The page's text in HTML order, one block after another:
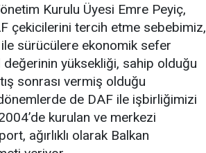
Kurulu Üyesi Emre Peyiç,
çekicilerini tercih etme sebebimiz,
sürücülere ekonomik sefer
değerinin yüksekliği, sahip olduğu
sonrası vermiş olduğu
de DAF ile işbirliğimizi
kurulan ve merkezi
ağırlıklı olarak Balkan